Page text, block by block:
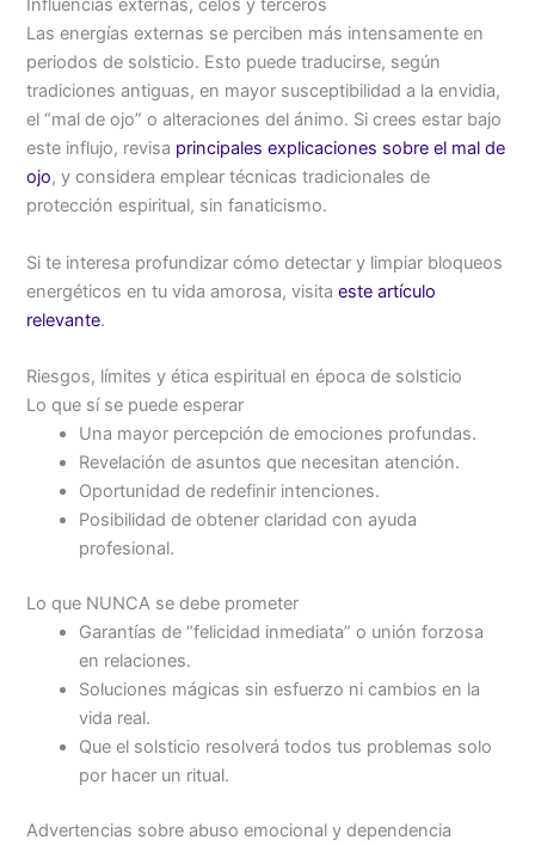
Influencias externas, celos y terceros
Las energías externas se perciben más intensamente en
periodos de solsticio. Esto puede traducirse, según
tradiciones antiguas, en mayor susceptibilidad a la envidia,
el “mal de ojo” o alteraciones del ánimo. Si crees estar bajo
este influjo, revisa principales explicaciones sobre el mal de
ojo, y considera emplear técnicas tradicionales de
protección espiritual, sin fanaticismo.
Si te interesa profundizar cómo detectar y limpiar bloqueos
energéticos en tu vida amorosa, visitaeste artículo
relevante.
Riesgos, límites y ética espiritual en época de solsticio
Lo que sí se puede esperar
Una mayor percepción de emociones profundas.
Revelación de asuntos que necesitan atención.
Oportunidad de redefinir intenciones.
Posibilidad de obtener claridad con ayuda
profesional.
Lo que NUNCA se debe prometer
Garantías de “felicidad inmediata” o unión forzosa
en relaciones.
Soluciones mágicas sin esfuerzo ni cambios en la
vida real.
Que el solsticio resolverá todos tus problemas solo
por hacer un ritual.
Advertencias sobre abuso emocional y dependencia